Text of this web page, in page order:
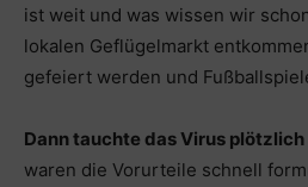
ist weit und was wissen wir
lokalen Geflügelmarkt
gefeiert werden und
Dann tauchte das Virus
waren die Vorurteile schnell